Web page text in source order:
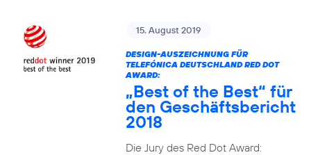
15. August 2019
DESIGN-AUSZEICHNUNG FÜR
TELEFÓNICA DEUTSCHLAND RED DOT
AWARD:
„Best of the Best“ für
den Geschäftsbericht
2018
Die Jury des Red Dot Award: